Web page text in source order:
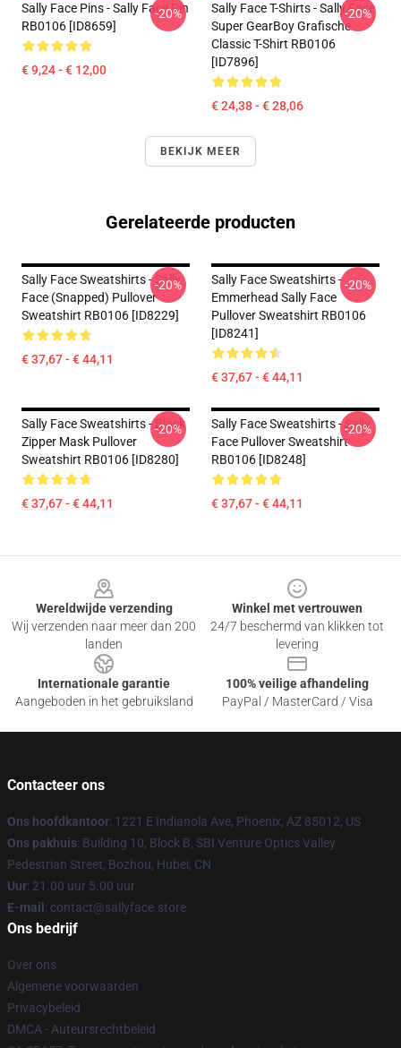
Sally Face Pins - Sally Face Pin
RB0106 [ID8659]
€ 9,24 - € 12,00
-20%
Sally Face T-Shirts - Sally Face
Super GearBoy Grafische
Classic T-Shirt RB0106
[ID7896]
€ 24,38 - € 28,06
-20%
BEKIJK MEER
Gerelateerde producten
Sally Face Sweatshirts - Sally
Face (Snapped) Pullover
Sweatshirt RB0106 [ID8229]
€ 37,67 - € 44,11
-20%
Sally Face Sweatshirts -
Emmerhead Sally Face
Pullover Sweatshirt RB0106
[ID8241]
€ 37,67 - € 44,11
-20%
Sally Face Sweatshirts - Black
Zipper Mask Pullover
Sweatshirt RB0106 [ID8280]
€ 37,67 - € 44,11
-20%
Sally Face Sweatshirts - Sally
Face Pullover Sweatshirt
RB0106 [ID8248]
€ 37,67 - € 44,11
-20%
Wereldwijde verzending
Wij verzenden naar meer dan 200
landen
Winkel met vertrouwen
24/7 beschermd van klikken tot
levering
Internationale garantie
Aangeboden in het gebruiksland
100% veilige afhandeling
PayPal / MasterCard / Visa
Contacteer ons
Ons hoofdkantoor: 1221 E Indianola Ave, Phoenix, AZ 85012, US
Ons pakhuis: Building 10, Block B, SBI Venture Optics Valley
Pedestrian Street, Bozhou, Hubei, CN
Uur: 21.00 uur 5.00 uur
E-mail : contact@sallyface.store
Ons bedrijf
Over ons
Algemene voorwaarden
Privacybeleid
DMCA - Auteursrechtbeleid